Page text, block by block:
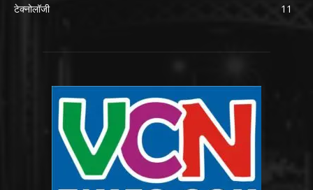
टेक्नोलॉजी
11